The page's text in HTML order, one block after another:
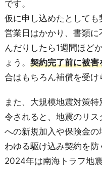
です。
仮に申し込めたとして
営業日はかかり、書類
んだりしたら1週間ほど
ょう。 契約完了前に被害
合はもちろん補償を受け
また、大規模地震対策
令されると、地震のリ
への新規加入や保険金
わゆる駆け込み契約を防
2024年は南海トラフ地